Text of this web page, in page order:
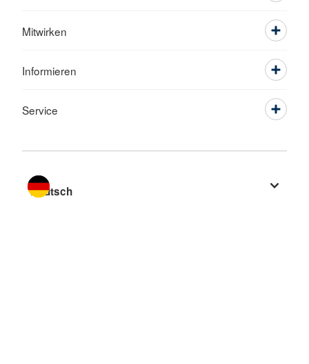
Mitwirken
Informieren
Service
Sprache wechseln zu